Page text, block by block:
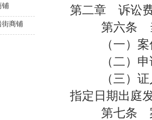
铺
街商铺
第二章 诉讼
第六条 当
（一）案
（二）申
（三）证人
指定日期出庭
第七条 案